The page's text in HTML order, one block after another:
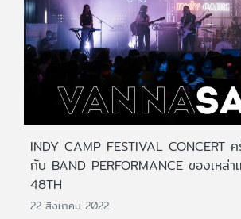
INDY CAMP FESTIVAL CONCERT
กับ BAND PERFORM​ANCE ของเหล่า
48TH
22 สิงหาคม 2022